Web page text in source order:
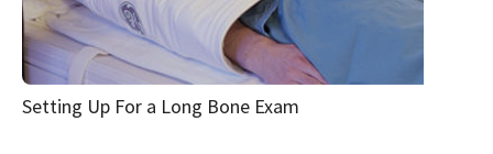
Setting Up For a Long Bone Exam